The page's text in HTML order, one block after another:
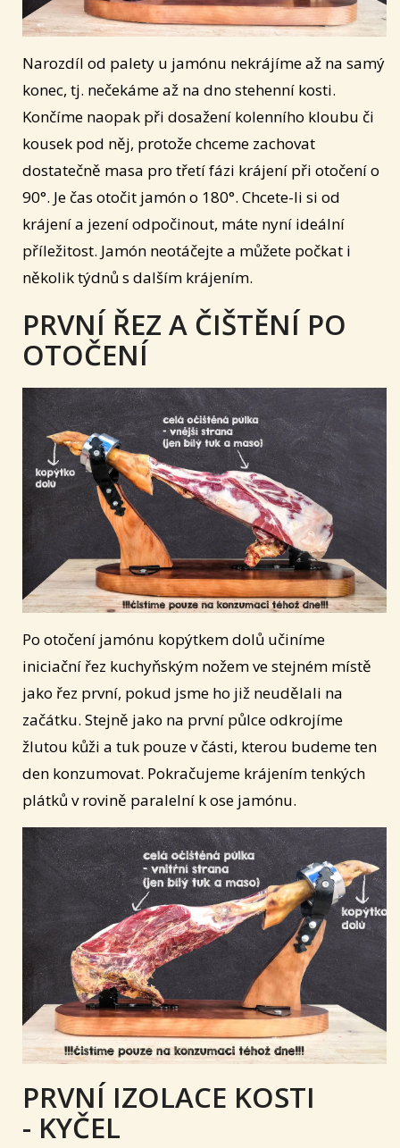
Narozdíl od palety u jamónu nekrájíme až na samý
konec, tj. nečekáme až na dno stehenní kosti.
Končíme naopak při dosažení kolenního kloubu či
kousek pod něj, protože chceme zachovat
dostatečně masa pro třetí fázi krájení při otočení o
90°. Je čas otočit jamón o 180°. Chcete-li si od
krájení a jezení odpočinout, máte nyní ideální
příležitost. Jamón neotáčejte a můžete počkat i
několik týdnů s dalším krájením.
PRVNÍ ŘEZ A ČIŠTĚNÍ PO
OTOČENÍ
Po otočení jamónu kopýtkem dolů učiníme
iniciační řez kuchyňským nožem ve stejném místě
jako řez první, pokud jsme ho již neudělali na
začátku. Stejně jako na první půlce odkrojíme
žlutou kůži a tuk pouze v části, kterou budeme ten
den konzumovat. Pokračujeme krájením tenkých
plátků v rovině paralelní k ose jamónu.
PRVNÍ IZOLACE KOSTI
- KYČEL